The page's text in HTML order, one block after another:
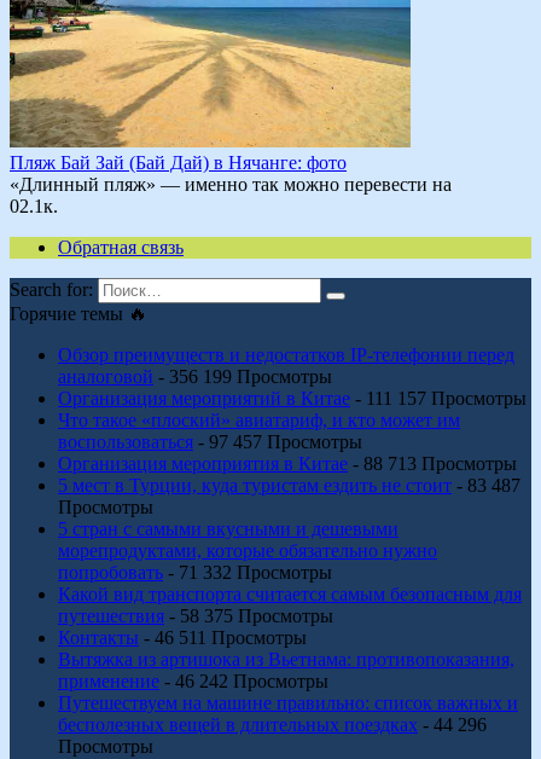
Пляж Бай Зай (Бай Дай) в Нячанге: фото
«Длинный пляж» — именно так можно перевести на
02.1к.
Обратная связь
Search for:
Горячие темы 🔥
Обзор преимуществ и недостатков IP-телефонии перед
аналоговой - 356 199 Просмотры
Организация мероприятий в Китае - 111 157 Просмотры
Что такое «плоский» авиатариф, и кто может им
воспользоваться - 97 457 Просмотры
Организация мероприятия в Китае - 88 713 Просмотры
5 мест в Турции, куда туристам ездить не стоит - 83 487
Просмотры
5 стран с самыми вкусными и дешевыми
морепродуктами, которые обязательно нужно
попробовать - 71 332 Просмотры
Какой вид транспорта считается самым безопасным для
путешествия - 58 375 Просмотры
Контакты - 46 511 Просмотры
Вытяжка из артишока из Вьетнама: противопоказания,
применение - 46 242 Просмотры
Путешествуем на машине правильно: список важных и
бесполезных вещей в длительных поездках - 44 296
Просмотры